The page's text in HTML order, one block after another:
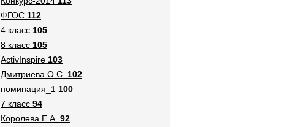
ФГОС 112
4 класс 105
8 класс 105
ActivInspire 103
Дмитриева О.С. 102
номинация_1 100
7 класс 94
Королева Е.А. 92